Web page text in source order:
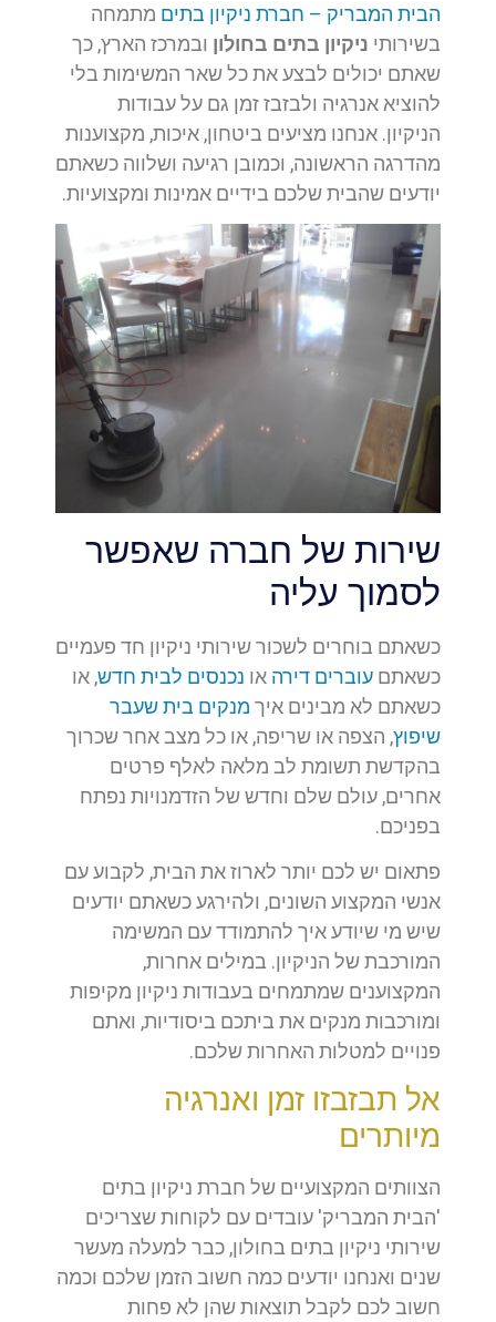
הבית המבריק – חברת ניקיון בתים מתמחה
בשירותי ניקיון בתים בחולון ובמרכז הארץ, כך
שאתם יכולים לבצע את כל שאר המשימות בלי
להוציא אנרגיה ולבזבז זמן גם על עבודות
הניקיון. אנחנו מציעים ביטחון, איכות, מקצוענות
מהדרגה הראשונה, וכמובן רגיעה ושלווה כשאתם
יודעים שהבית שלכם בידיים אמינות ומקצועיות.
שירות של חברה שאפשר
לסמוך עליה
כשאתם בוחרים לשכור שירותי ניקיון חד פעמיים
כשאתם עוברים דירה או נכנסים לבית חדש, או
כשאתם לא מבינים איך מנקים בית שעבר
שיפוץ, הצפה או שריפה, או כל מצב אחר שכרוך
בהקדשת תשומת לב מלאה לאלף פרטים
אחרים, עולם שלם וחדש של הזדמנויות נפתח
בפניכם.
פתאום יש לכם יותר לארוז את הבית, לקבוע עם
אנשי המקצוע השונים, ולהירגע כשאתם יודעים
שיש מי שיודע איך להתמודד עם המשימה
המורכבת של הניקיון. במילים אחרות,
המקצוענים שמתמחים בעבודות ניקיון מקיפות
ומורכבות מנקים את ביתכם ביסודיות, ואתם
פנויים למטלות האחרות שלכם.
אל תבזבזו זמן ואנרגיה
מיותרים
הצוותים המקצועיים של חברת ניקיון בתים
'הבית המבריק' עובדים עם לקוחות שצריכים
שירותי ניקיון בתים בחולון, כבר למעלה מעשר
שנים ואנחנו יודעים כמה חשוב הזמן שלכם וכמה
חשוב לכם לקבל תוצאות שהן לא פחות